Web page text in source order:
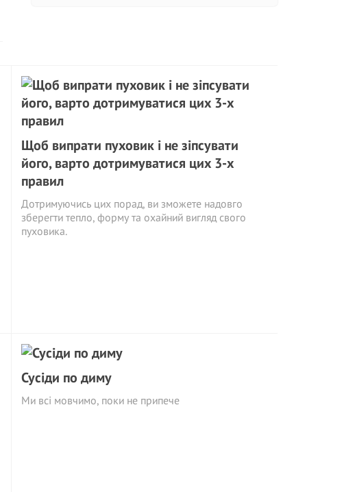
Щоб випрати пуховик і не зіпсувати
його, варто дотримуватися цих 3-х
правил
Дотримуючись цих порад, ви зможете надовго
зберегти тепло, форму та охайний вигляд свого
пуховика.
Сусіди по диму
Ми всі мовчимо, поки не припече